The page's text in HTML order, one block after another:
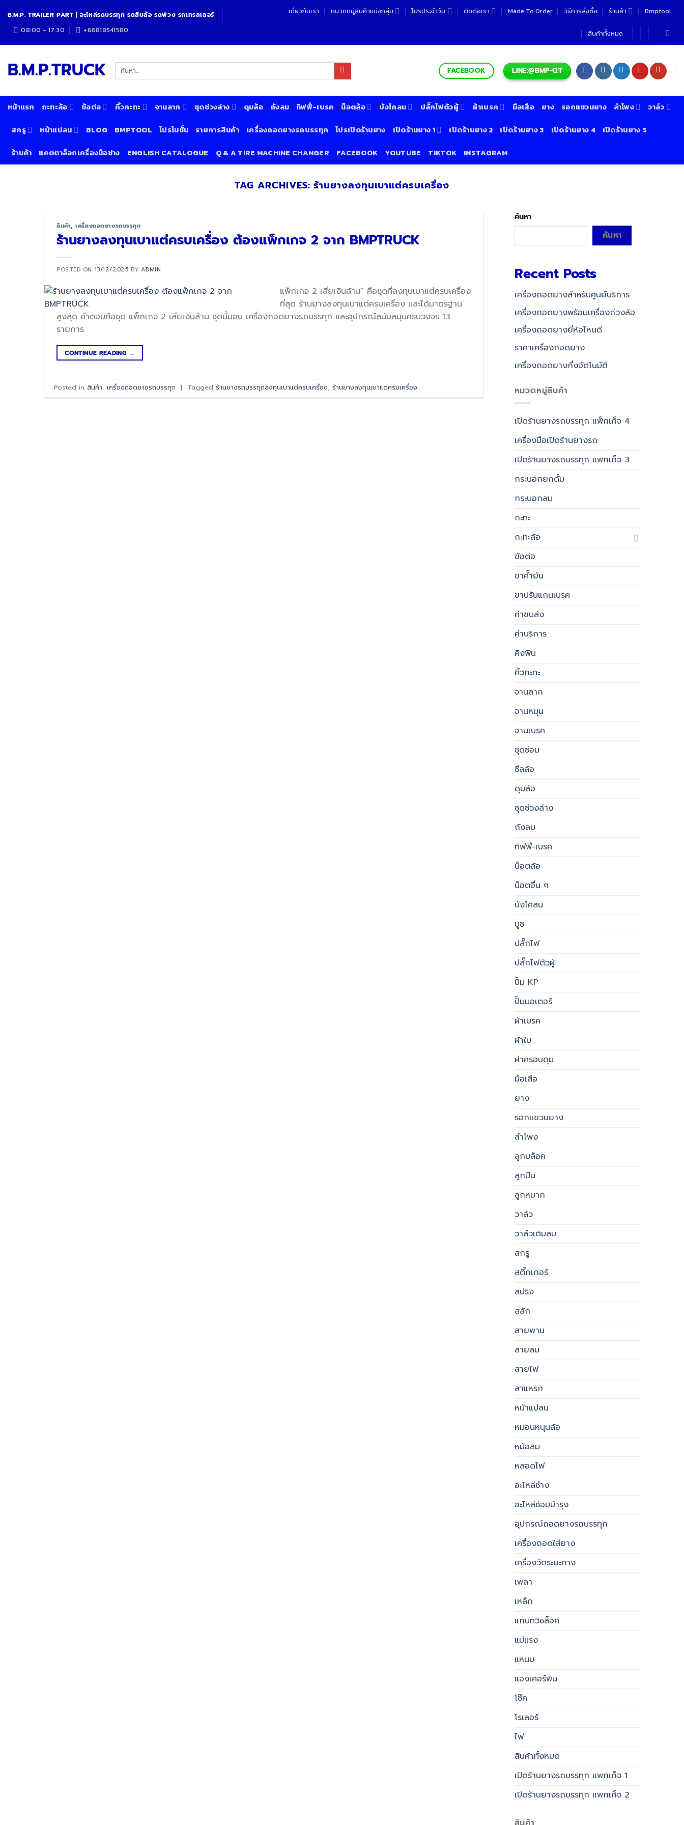
to
content
B.M.P. TRAILER PART | อะไหล่รถบรรทุก รถสิบล้อ รถพ่วง รถเทรลเลอร์
08:00 - 17:30 +66818541580
เกี่ยวกับเรา หมวดหมู่สินค้าแบ่งกลุ่ม โปรประจำวัน ติดต่อเรา Made To Order วิธีการสั่งซื้อ ร้านค้า Bmptool
สินค้าทั้งหมด
B.M.P.TRUCK ค้นหา: FACEBOOK LINE:@BMP-QT
หน้าแรก กะทะล้อ ข้อต่อ คิ้วกะทะ จานลาก ชุดช่วงล่าง ดุมล้อ ถังลม ทิฟฟี่-เบรค น็อตล้อ บังโคลน ปลั๊กไฟตัวผู้ ผ้าเบรค มือเสือ ยาง รอกแขวนยาง ลำโพง วาล์ว
สกรู หน้าแปลน BLOG BMPTOOL โปรโมชั่น รายการสินค้า เครื่องถอดยางรถบรรทุก โปรเปิดร้านยาง เปิดร้านยาง 1 เปิดร้านยาง 2 เปิดร้านยาง 3 เปิดร้านยาง 4 เปิดร้านยาง 5
ร้านค้า แคตตาล็อกเครื่องมือช่าง ENGLISH CATALOGUE Q & A TIRE MACHINE CHANGER FACEBOOK YOUTUBE TIKTOK INSTAGRAM
TAG ARCHIVES:ร้านยางลงทุนเบาแต่ครบเครื่อง
สินค้า,เครื่องถอดยางรถบรรทุก
ร้านยางลงทุนเบาแต่ครบเครื่อง ต้องแพ็กเกจ 2 จาก BMPTRUCK
POSTED ON 13/12/2025 BYADMIN
แพ็กเกจ 2 เสี่ยเงินล้าน” คือชุดที่ลงทุนเบาแต่ครบเครื่อง
ที่สุด ร้านยางลงทุนเบาแต่ครบเครื่อง และได้มาตรฐาน
สูงสุด คำตอบคือชุด แพ็กเกจ 2 เสี่ยเงินล้าน ชุดนี้มอบ เครื่องถอดยางรถบรรทุก และอุปกรณ์สนับสนุนครบวงจร 13
รายการ
CONTINUE READING →
Posted inสินค้า,เครื่องถอดยางรถบรรทุก | Taggedร้านยางรถบรรทุกลงทุนเบาแต่ครบเครื่อง,ร้านยางลงทุนเบาแต่ครบเครื่อง
ค้นหา
ค้นหา
Recent Posts
เครื่องถอดยางสำหรับศูนย์บริการ
เครื่องถอดยางพร้อมเครื่องถ่วงล้อ
เครื่องถอดยางยี่ห้อไหนดี
ราคาเครื่องถอดยาง
เครื่องถอดยางกึ่งอัตโนมัติ
หมวดหมู่สินค้า
เปิดร้านยางรถบรรทุก แพ็กเก็จ 4
เครื่องมือเปิดร้านยางรถ
เปิดร้านยางรถบรรทุก แพกเก็จ 3
กระบอกยกดั้ม
กระบอกลม
กะทะ
กะทะล้อ
ข้อต่อ
ขาค้ำยัน
ขาปรับแกนเบรค
ค่าขนส่ง
ค่าบริการ
คิงพิน
คิ้วกะทะ
จานลาก
จานหมุน
จานเบรค
ชุดซ่อม
ซีลล้อ
ดุมล้อ
ชุดช่วงล่าง
ถังลม
ทิฟฟี่-เบรค
น็อตล้อ
น็อตอื่น ๆ
บังโคลน
บูช
ปลั๊กไฟ
ปลั๊กไฟตัวผู้
ปั้ม KP
ปั้มมอเตอร์
ผ้าเบรค
ผ้าใบ
ฝาครอบดุม
มือเสือ
ยาง
รอกแขวนยาง
ลำโพง
ลูกบล็อค
ลูกปืน
ลูกหมาก
วาล์ว
วาล์วเติมลม
สกรู
สติ๊กเกอร์
สปริง
สลัก
สายพาน
สายลม
สายไฟ
สาแหรก
หน้าแปลน
หมอนหนุนล้อ
หม้อลม
หลอดไฟ
อะไหล่ช่าง
อะไหล่ซ่อมบำรุง
อุปกรณ์ถอดยางรถบรรทุก
เครื่องถอดใส่ยาง
เครื่องวัดระยะทาง
เพลา
เหล็ก
แกนทวิชล็อค
แม่แรง
แหนบ
แองเคอร์พิน
โช๊ค
โรเลอร์
ไฟ
สินค้าทั้งหมด
เปิดร้านยางรถบรรทุก แพกเก็จ 1
เปิดร้านยางรถบรรทุก แพกเก็จ 2